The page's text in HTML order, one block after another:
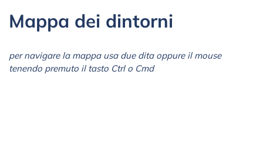
Mappa dei dintorni
per navigare la mappa usa due dita oppure il mouse
tenendo premuto il tasto Ctrl o Cmd